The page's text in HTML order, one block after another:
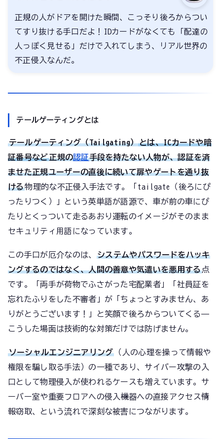
正規の人がドアを開けた瞬間、こっそり後ろからつい
てすり抜ける手口だよ！IDカードがなくても「配達の
人っぽく見せる」だけで入れてしまう、リアル世界の
不正侵入なんだ。
テールゲーティングとは
テールゲーティング（Tailgating）とは、ICカードや暗
証番号など正規の認証手段を持たない人物が、認証を済
ませた正規ユーザーの直後に続いて扉やゲートを通り抜
ける物理的な不正侵入手法です。「tailgate（後ろにぴ
ったりつく）」という英単語が語源で、車が前の車にぴ
たりとくっついて走るあおり運転のイメージがそのまま
セキュリティ用語になっています。
この手口が厄介なのは、 システムやパスワードをハッキ
ングするのではなく、人間の善意や気遣いを悪用する 点
です。「両手が荷物でふさがった宅配業者」「社員証を
忘れたふりをした不審者」が「ちょっとすみません、あ
りがとうございます！」と笑顔で後ろからついてくる——
こうした場面は技術的な対策だけでは防げません。
ソーシャルエンジニアリング （人の心理を操って情報や
権限を騙し取る手法）の一種であり、サイバー攻撃の入
口として物理侵入が使われるケースも増えています。サ
ーバー室や重要フロアへの侵入→機器への直接アクセス→情
報窃取、という流れで深刻な被害につながります。